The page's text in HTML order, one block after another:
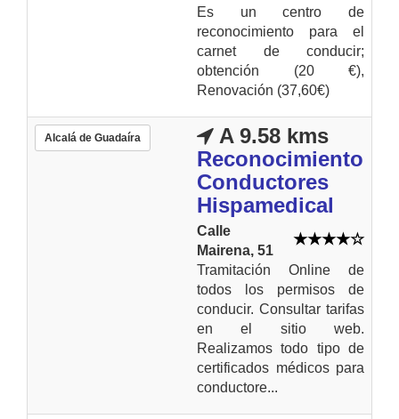
Es un centro de
reconocimiento para el
carnet de conducir;
obtención (20 €),
Renovación (37,60€)
Alcalá de Guadaíra
A 9.58 kms
Reconocimiento
Conductores
Hispamedical
Calle
Mairena, 51
Tramitación Online de
todos los permisos de
conducir. Consultar tarifas
en el sitio web.
Realizamos todo tipo de
certificados médicos para
conductore...